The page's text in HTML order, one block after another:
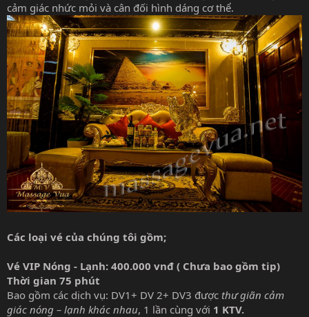
cảm giác nhức mỏi và cân đối hình dáng cơ thể.
Các loại vé của chúng tôi gồm;
Vé VIP Nóng - Lạnh: 400.000 vnđ ( Chưa bao gồm tip)
Thời gian 75 phút
Bao gồm các dịch vụ: DV1+ DV 2+ DV3 được thư giãn cảm
giác nóng – lạnh khác nhau, 1 lần cùng với 1 KTV.